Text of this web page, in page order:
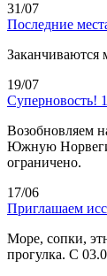
31/07
Последние
Заканчиваются
19/07
Суперновость!
Возобновляем
Южную
ограничено.
17/06
Приглашаем
Море, сопки,
прогулка. С